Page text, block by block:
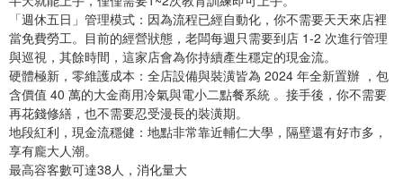
「週休五日」管理模式：因為流程已經自動化，你不需要天天來店裡
當免費勞工。目前的經營狀態，老闆每週只需要到店 1-2 次進行管理
與巡視，其餘時間，這家店會為你持續產生穩定的現金流。
硬體極新，零維護成本：全店設備與裝潢皆為 2024 年全新置辦 ，包
含價值 40 萬的大金商用冷氣與電小二點餐系統 。接手後，你不需要
再花錢修繕，也不需要忍受漫長的裝潢期。
地段紅利，現金流穩健：地點非常靠近輔仁大學，隔壁還有好市多，
享有龐大人潮。
最高容客數可達38人，消化量大